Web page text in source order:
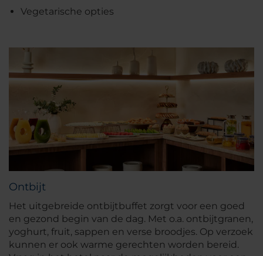
Vegetarische opties
Ontbijt
Het uitgebreide ontbijtbuffet zorgt voor een goed
en gezond begin van de dag. Met o.a. ontbijtgranen,
yoghurt, fruit, sappen en verse broodjes. Op verzoek
kunnen er ook warme gerechten worden bereid.